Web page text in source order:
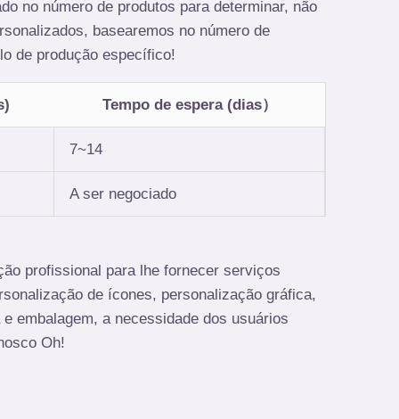
no número de produtos para determinar, não
basearemos no número de
de produção específico!
Tempo de espera (dias）
7~14
A ser negociado
profissional para lhe fornecer serviços
de ícones, personalização gráfica,
embalagem, a necessidade dos usuários
Oh!